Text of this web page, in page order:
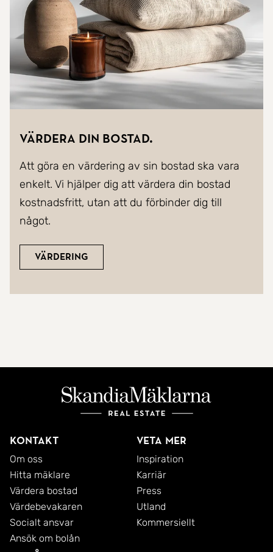
Värdera din bostad.
Att göra en värdering av sin bostad ska vara
enkelt. Vi hjälper dig att värdera din bostad
kostnadsfritt, utan att du förbinder dig till
något.
Värdering
Kontakt
Om oss
Hitta mäklare
Värdera bostad
Värdebevakaren
Socialt ansvar
Ansök om bolån
Veta mer
Inspiration
Karriär
Press
Utland
Kommersiellt